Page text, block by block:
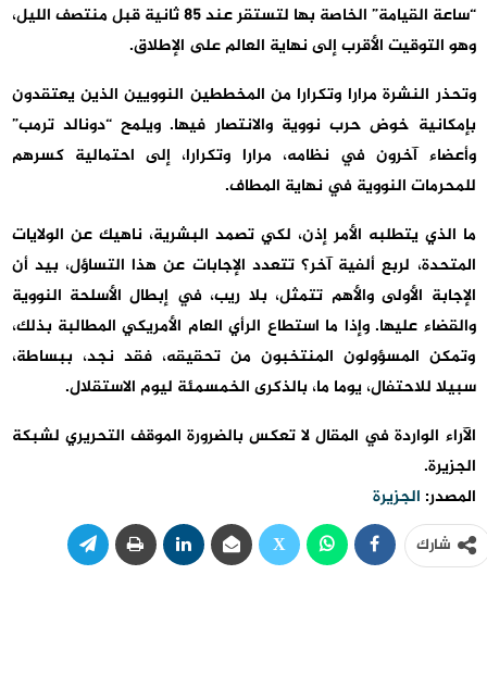
“ساعة القيامة” الخاصة بها لتستقر عند 85 ثانية قبل منتصف الليل،
وهو التوقيت الأقرب إلى نهاية العالم على الإطلاق.
وتحذر النشرة مرارا وتكرارا من المخططين النوويين الذين يعتقدون
بإمكانية خوض حرب نووية والانتصار فيها. ويلمح “دونالد ترمب”
وأعضاء آخرون في نظامه، مرارا وتكرارا، إلى احتمالية كسرهم
للمحرمات النووية في نهاية المطاف.
ما الذي يتطلبه الأمر إذن، لكي تصمد البشرية، ناهيك عن الولايات
المتحدة، لربع ألفية آخر؟ تتعدد الإجابات عن هذا التساؤل، بيد أن
الإجابة الأولى والأهم تتمثل، بلا ريب، في إبطال الأسلحة النووية
والقضاء عليها. وإذا ما استطاع الرأي العام الأمريكي المطالبة بذلك،
وتمكن المسؤولون المنتخبون من تحقيقه، فقد نجد، ببساطة،
سبيلا للاحتفال، يوما ما، بالذكرى الخمسمئة ليوم الاستقلال.
الآراء الواردة في المقال لا تعكس بالضرورة الموقف التحريري لشبكة
الجزيرة.
المصدر: الجزيرة
شارك